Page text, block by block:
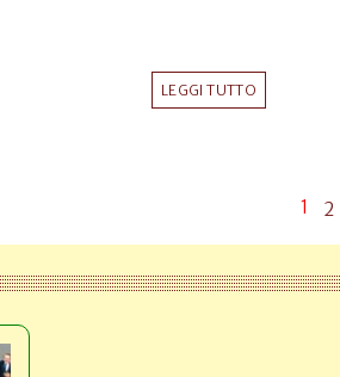
LEGGI TUTTO
1 2